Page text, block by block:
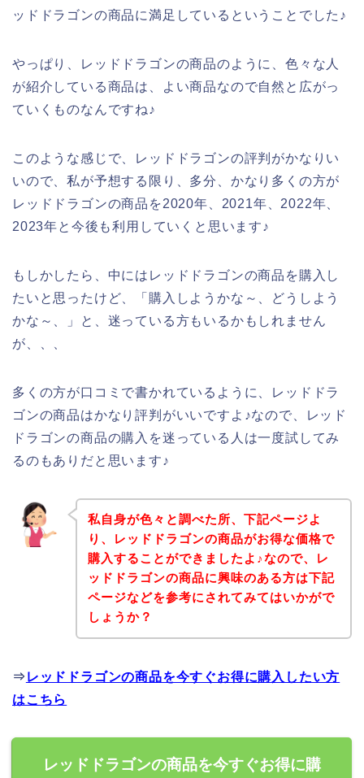
ッドドラゴンの商品に満足しているということでした♪
やっぱり、レッドドラゴンの商品のように、色々な人
が紹介している商品は、よい商品なので自然と広がっ
ていくものなんですね♪
このような感じで、レッドドラゴンの評判がかなりい
いので、私が予想する限り、多分、かなり多くの方が
レッドドラゴンの商品を2020年、2021年、2022年、
2023年と今後も利用していくと思います♪
もしかしたら、中にはレッドドラゴンの商品を購入し
たいと思ったけど、「購入しようかな～、どうしよう
かな～、」と、迷っている方もいるかもしれません
が、、、
多くの方が口コミで書かれているように、レッドドラ
ゴンの商品はかなり評判がいいですよ♪なので、レッド
ドラゴンの商品の購入を迷っている人は一度試してみ
るのもありだと思います♪
私自身が色々と調べた所、下記ページよ
り、レッドドラゴンの商品がお得な価格で
購入することができましたよ♪なので、レ
ッドドラゴンの商品に興味のある方は下記
ページなどを参考にされてみてはいかがで
しょうか？
⇒ レッドドラゴンの商品を今すぐお得に購入したい方
はこちら
レッドドラゴンの商品を今すぐお得に購